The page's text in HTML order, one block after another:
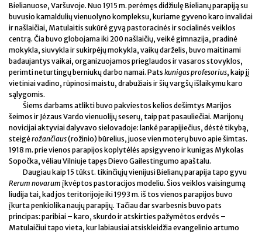
Bielianuose, Varšuvoje. Nuo 1915 m. perėmęs didžiulę Bielianų parapiją su
buvusio kamaldulių vienuolyno kompleksu, kuriame gyveno karo invalidai
ir našlaičiai, Matulaitis sukūrė gyvą pastoracinės ir socialinės veiklos
centrą. Čia buvo globojama iki 200 našlaičių, veikė gimnazija, pradinė
mokykla, siuvykla ir sukirpėjų mokykla, vaikų darželis, buvo maitinami
badaujantys vaikai, organizuojamos prieglaudos ir vasaros stovyklos,
perimti neturtingų berniukų darbo namai. Pats kunigas profesorius, kaip jį
vietiniai vadino, rūpinosi maistu, drabužiais ir šių vargšų išlaikymu karo
sąlygomis.
Šiems darbams atlikti buvo pakviestos kelios dešimtys Marijos
šeimos ir Jėzaus Vardo vienuolijų seserų, taip pat pasauliečiai. Marijonų
novicijai aktyviai dalyvavo sielovadoje: lankė parapijiečius, dėstė tikybą,
steigėrožančiaus(rožinio) būrelius, juose vien moterų buvo apie šimtas.
1918 m. prie vienos parapijos koplytėlės apsigyveno ir kunigas Mykolas
Sopočka, vėliau Vilniuje tapęs Dievo Gailestingumo apaštalu.
Daugiau kaip 15 tūkst. tikinčiųjų vienijusi Bielianų parapija tapo gyvu
Rerum novarum įkvėptos pastoracijos modeliu. Šios veiklos vaisingumą
liudija tai, kad jos teritorijoje iki 1993 m. iš tos vienos parapijos buvo
įkurta penkiolika naujų parapijų. Tačiau dar svarbesnis buvo pats
principas: paribiai – karo, skurdo ir atskirties pažymėtos erdvės –
Matulaičiui tapo vieta, kur labiausiai atsiskleidžia evangelinio artumo